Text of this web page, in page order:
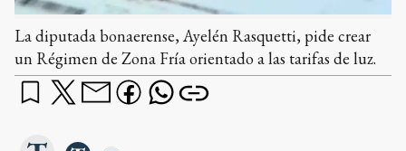
La diputada bonaerense, Ayelén Rasquetti, pide crear
un Régimen de Zona Fría orientado a las tarifas de luz.